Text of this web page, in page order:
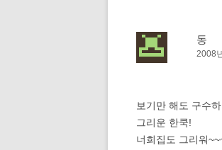
션
동
2008
보기만 해도 구수
그리운 한쿡!
너희집도 그리워